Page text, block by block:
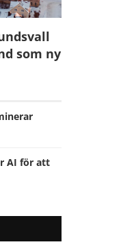
som ny
AI för att